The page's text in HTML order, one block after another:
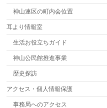
神山連区の町内会位置
耳より情報室
生活お役立ちガイド
神山公民館推進事業
歴史探訪
アクセス・個人情報保護
事務局へのアクセス